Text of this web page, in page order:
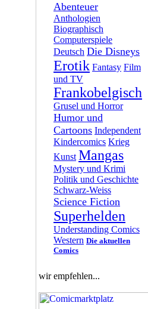
Abenteuer
Anthologien
Biographisch
Computerspiele
Deutsch Die Disneys
Erotik Fantasy Film
und TV
Frankobelgisch
Grusel und Horror
Humor und
Cartoons Independent
Kindercomics Krieg
Kunst Mangas
Mystery und Krimi
Politik und Geschichte
Schwarz-Weiss
Science Fiction
Superhelden
Understanding Comics
Western Die aktuellen
Comics
wir empfehlen...